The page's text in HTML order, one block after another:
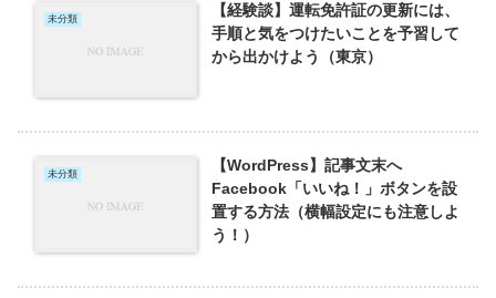
未分類
【経験談】運転免許証の更新には、
手順と気をつけたいことを予習して
から出かけよう（東京）
未分類
【WordPress】記事文末へ
Facebook「いいね！」ボタンを設
置する方法（横幅設定にも注意しよ
う！）